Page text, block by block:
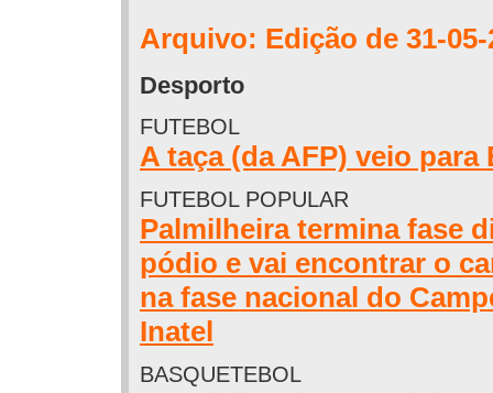
Arquivo: Edição de 31-05-
Desporto
FUTEBOL
A taça (da AFP) veio para
FUTEBOL POPULAR
Palmilheira termina fase
pódio e vai encontrar o
na fase nacional do
Inatel
BASQUETEBOL